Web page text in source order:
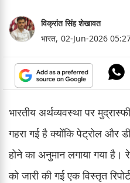
विक्रांत सिंह शेखावत
भारत, 02-Jun-2026
भारतीय अर्थव्यवस्था पर
गहरा गई है क्योंकि पेट्रोल और
होने का अनुमान लगाया गया है।
को जारी की गई एक विस्तृत